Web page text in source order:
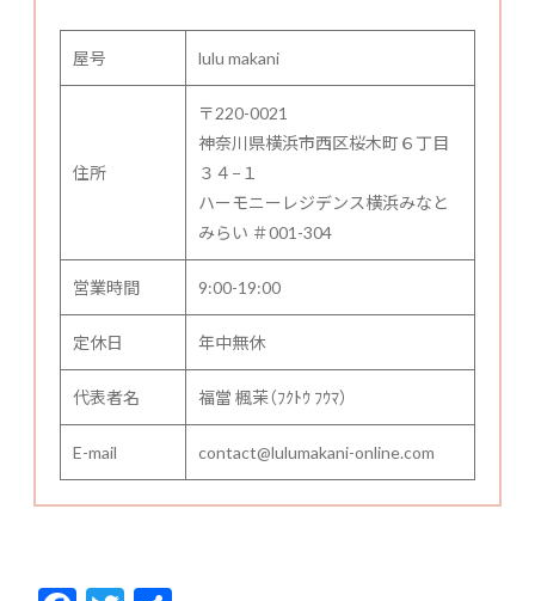
屋号 lulu makani
住所
〒220-0021
神奈川県横浜市西区桜木町６丁目
３４−１
ハーモニーレジデンス横浜みなと
みらい ＃001-304
営業時間 9:00-19:00
定休日 年中無休
代表者名 福當 楓茉（ﾌｸﾄｳ ﾌｳﾏ）
E-mail contact@lulumakani-online.com